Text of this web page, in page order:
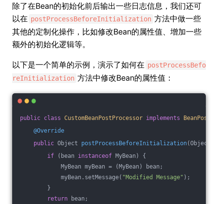
除了在Bean的初始化前后输出一些日志信息，我们还可
以在 postProcessBeforeInitialization 方法中做一些
其他的定制化操作，比如修改Bean的属性值、增加一些
额外的初始化逻辑等。
以下是一个简单的示例，演示了如何在 postProcessBefo
reInitialization 方法中修改Bean的属性值：
public class CustomBeanPostProcessor implements
@Override
public Object postProcessBeforeInitialization(Object
if (bean instanceof MyBean) {
MyBean myBean = (MyBean) bean;
myBean.setMessage( "Modified Message" );
}
return bean;